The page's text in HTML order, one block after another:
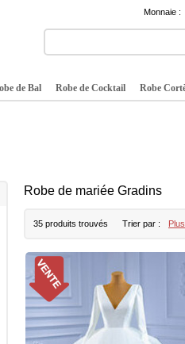
Monnaie :
de Bal Robe de Cocktail Robe
Robe de mariée Gradins
35 produits trouvés Trier par :